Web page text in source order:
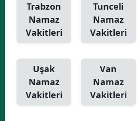
Trabzon
Namaz
Vakitleri
Tunceli
Namaz
Vakitleri
Uşak
Namaz
Vakitleri
Van
Namaz
Vakitleri